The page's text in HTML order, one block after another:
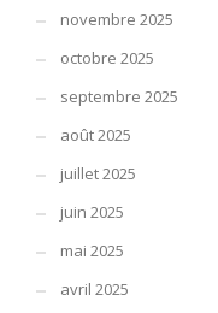
novembre 2025
octobre 2025
septembre 2025
août 2025
juillet 2025
juin 2025
mai 2025
avril 2025